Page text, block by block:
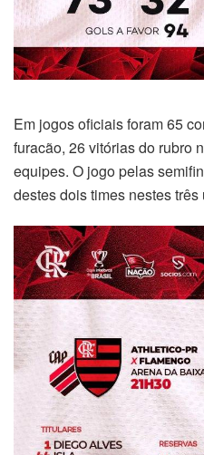
Em jogos oficiais foram 65
furacão, 26 vitórias do rubro
equipes. O jogo pelas
destes dois times nestes três